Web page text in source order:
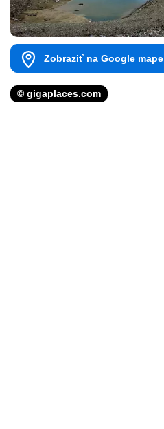
Zobraziť na Google mape
© gigaplaces.com